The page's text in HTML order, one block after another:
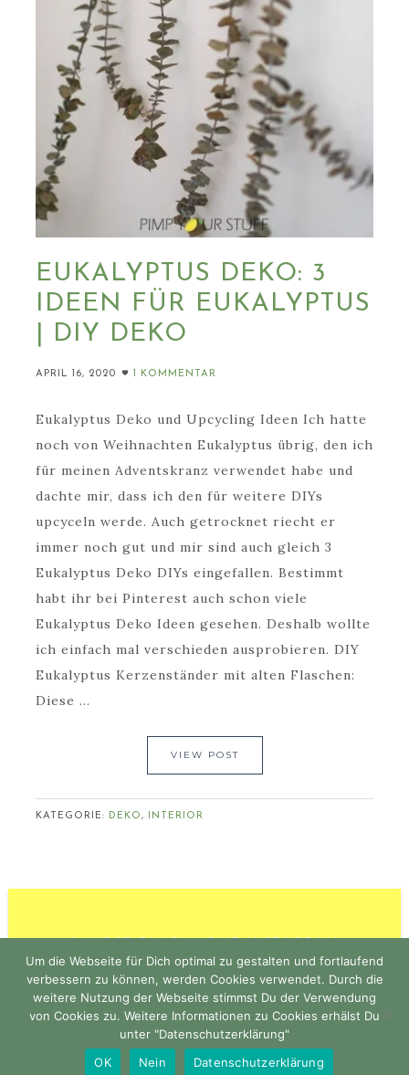
EUKALYPTUS DEKO: 3
IDEEN FÜR EUKALYPTUS
| DIY DEKO
APRIL 16, 2020 1 KOMMENTAR
Eukalyptus Deko und Upcycling Ideen Ich hatte
noch von Weihnachten Eukalyptus übrig, den ich
für meinen Adventskranz verwendet habe und
dachte mir, dass ich den für weitere DIYs
upcyceln werde. Auch getrocknet riecht er
immer noch gut und mir sind auch gleich 3
Eukalyptus Deko DIYs eingefallen. Bestimmt
habt ihr bei Pinterest auch schon viele
Eukalyptus Deko Ideen gesehen. Deshalb wollte
ich einfach mal verschieden ausprobieren. DIY
Eukalyptus Kerzenständer mit alten Flaschen:
Diese ...
VIEW POST
KATEGORIE: DEKO, INTERIOR
ALMOST FANCY HOME INSTAGRAM
Um die Webseite für Dich optimal zu gestalten und fortlaufend
verbessern zu können, werden Cookies verwendet. Durch die
weitere Nutzung der Webseite stimmst Du der Verwendung
von Cookies zu. Weitere Informationen zu Cookies erhälst Du
unter "Datenschutzerklärung"
OK
Nein Datenschutzerklärung